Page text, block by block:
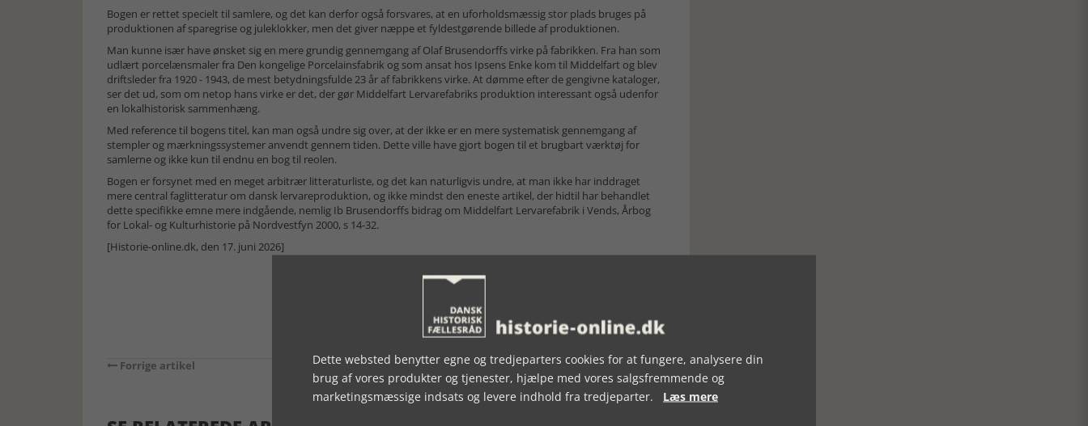
Bogen er rettet specielt til samlere, og det kan derfor også forsvares, at en uforholdsmæssig stor plads bruges på
produktionen af sparegrise og juleklokker, men det giver næppe et fyldestgørende billede af produktionen.
Man kunne især have ønsket sig en mere grundig gennemgang af Olaf Brusendorffs virke på fabrikken. Fra han som
udlært porcelænsmaler fra Den kongelige Porcelainsfabrik og som ansat hos Ipsens Enke kom til Middelfart og blev
driftsleder fra 1920 - 1943, de mest betydningsfulde 23 år af fabrikkens virke. At dømme efter de gengivne kataloger,
ser det ud, som om netop hans virke er det, der gør Middelfart Lervarefabriks produktion interessant også udenfor
en lokalhistorisk sammenhæng.
Med reference til bogens titel, kan man også undre sig over, at der ikke er en mere systematisk gennemgang af
stempler og mærkningssystemer anvendt gennem tiden. Dette ville have gjort bogen til et brugbart værktøj for
samlerne og ikke kun til endnu en bog til reolen.
Bogen er forsynet med en meget arbitrær litteraturliste, og det kan naturligvis undre, at man ikke har inddraget
mere central faglitteratur om dansk lervareproduktion, og ikke mindst den eneste artikel, der hidtil har behandlet
dette specifikke emne mere indgående, nemlig Ib Brusendorffs bidrag om Middelfart Lervarefabrik i Vends, Årbog
for Lokal- og Kulturhistorie på Nordvestfyn 2000, s 14-32.
[Historie-online.dk, den 17. juni 2026]
Forrige artikel
Dette websted benytter egne og tredjeparters cookies for at fungere, analysere din
brug af vores produkter og tjenester, hjælpe med vores salgsfremmende og
marketingsmæssige indsats og levere indhold fra tredjeparter. Læs mere